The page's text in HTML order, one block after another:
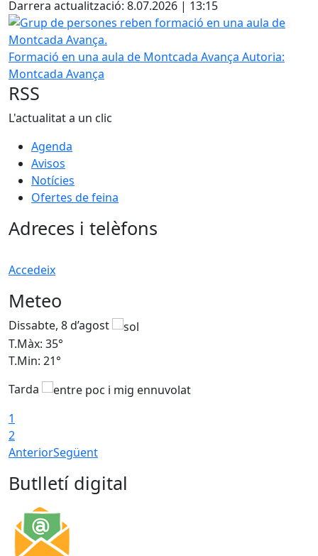
Darrera actualització: 8.07.2026 | 13:15
Grup de persones reben formació en una aula de
Formació en una aula de Montcada Avança Autoria:
Montcada Avança
RSS
L'actualitat a un clic
Agenda
Avisos
Notícies
Ofertes de feina
Adreces i telèfons
Accedeix
Meteo
Dissabte, 8 d’agost
T.Màx: 35°
T.Min: 21°
Tarda
1
2
AnteriorSegüent
Butlletí digital